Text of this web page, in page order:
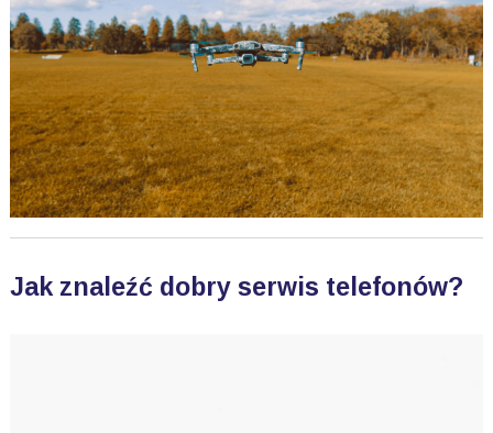
Jak znaleźć dobry serwis telefonów?